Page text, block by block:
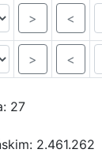
> <
> <
27
2.461.262